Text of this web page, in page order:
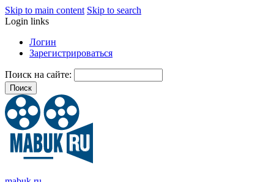
Skip to main content Skip to search
Login links
Логин
Зарегистрироваться
Поиск на сайте: